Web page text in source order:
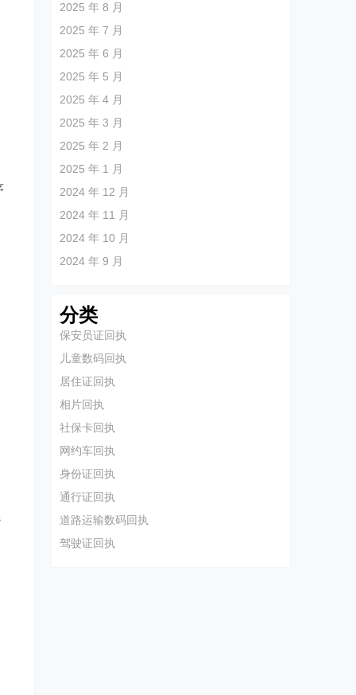
2025 年 8 月
2025 年 7 月
2025 年 6 月
2025 年 5 月
2025 年 4 月
2025 年 3 月
2025 年 2 月
2025 年 1 月
2024 年 12 月
2024 年 11 月
2024 年 10 月
2024 年 9 月
分类
保安员证回执
儿童数码回执
居住证回执
相片回执
社保卡回执
网约车回执
身份证回执
通行证回执
道路运输数码回执
驾驶证回执